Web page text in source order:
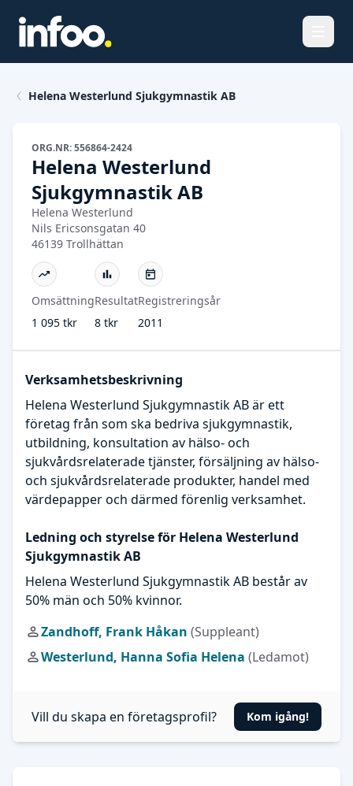
Helena Westerlund Sjukgymnastik AB
ORG.NR: 556864-2424
Helena Westerlund
Sjukgymnastik AB
Helena Westerlund
Nils Ericsonsgatan 40
46139 Trollhättan
Omsättning
1 095 tkr
Resultat
8 tkr
Registreringsår
2011
Verksamhetsbeskrivning
Helena Westerlund Sjukgymnastik AB är ett
företag från som ska bedriva sjukgymnastik,
utbildning, konsultation av hälso- och
sjukvårdsrelaterade tjänster, försäljning av hälso-
och sjukvårdsrelaterade produkter, handel med
värdepapper och därmed förenlig verksamhet.
Ledning och styrelse för Helena Westerlund
Sjukgymnastik AB
Helena Westerlund Sjukgymnastik AB består av
50% män och 50% kvinnor.
Zandhoff, Frank Håkan (Suppleant)
Westerlund, Hanna Sofia Helena (Ledamot)
Vill du skapa en företagsprofil? Kom igång!